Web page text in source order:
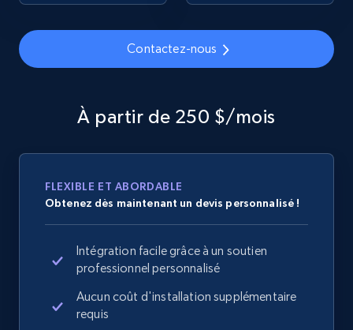
and more.
specified URL
Sku, Product id, Product name, Manufacturer,
and more.
Contactez-nous
À partir de 250 $/mois
FLEXIBLE ET ABORDABLE
Obtenez dès maintenant un devis personnalisé !
Intégration facile grâce à un soutien
professionnel personnalisé
Aucun coût d'installation supplémentaire
requis